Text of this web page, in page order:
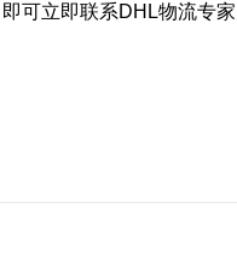
可立即联系DHL物流专